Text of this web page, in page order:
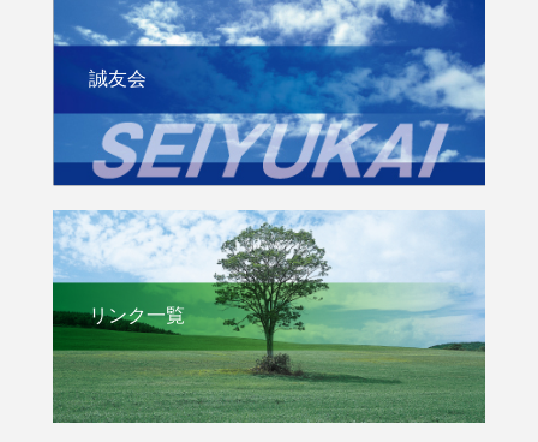
誠友会
リンク一覧